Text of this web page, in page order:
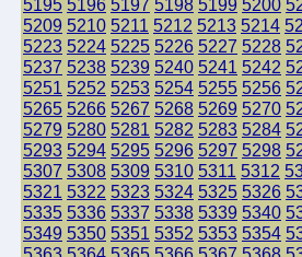
5195 5196 5197 5198 5199 5200
5209 5210 5211 5212 5213 5214
5223 5224 5225 5226 5227 5228
5237 5238 5239 5240 5241 5242
5251 5252 5253 5254 5255 5256
5265 5266 5267 5268 5269 5270
5279 5280 5281 5282 5283 5284
5293 5294 5295 5296 5297 5298
5307 5308 5309 5310 5311 5312
5321 5322 5323 5324 5325 5326
5335 5336 5337 5338 5339 5340
5349 5350 5351 5352 5353 5354